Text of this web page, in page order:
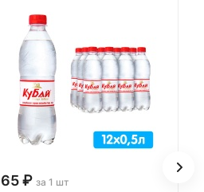
65 ₽ за 1 шт